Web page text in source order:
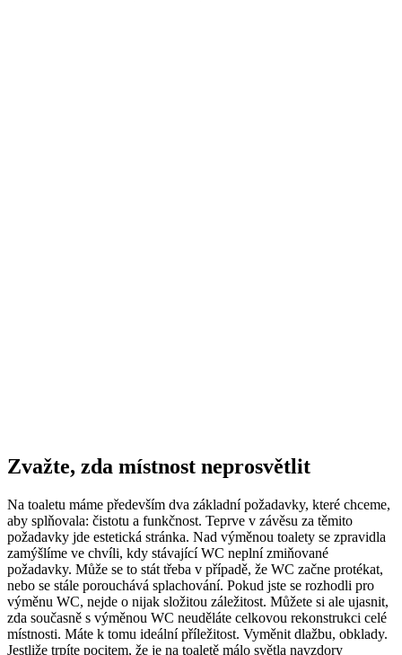
Zvažte, zda místnost neprosvětlit
Na toaletu máme především dva základní požadavky, které chceme,
aby splňovala: čistotu a funkčnost. Teprve v závěsu za těmito
požadavky jde estetická stránka. Nad výměnou toalety se zpravidla
zamýšlíme ve chvíli, kdy stávající WC neplní zmiňované
požadavky. Může se to stát třeba v případě, že WC začne protékat,
nebo se stále porouchává splachování. Pokud jste se rozhodli pro
výměnu WC, nejde o nijak složitou záležitost. Můžete si ale ujasnit,
zda současně s výměnou WC neuděláte celkovou rekonstrukci celé
místnosti. Máte k tomu ideální příležitost. Vyměnit dlažbu, obklady.
Jestliže trpíte pocitem, že je na toaletě málo světla navzdory